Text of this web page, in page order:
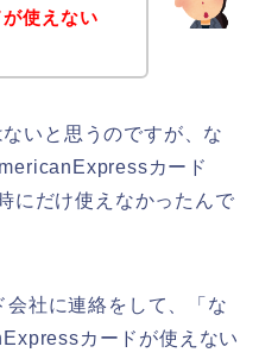
使えない
いと思うのですが、な
カード
にだけ使えなかったんで
社に連絡をして、「な
カードが使えない